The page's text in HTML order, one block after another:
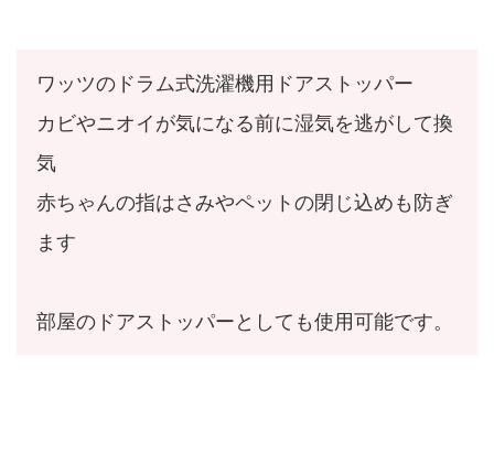
ワッツのドラム式洗濯機用ドアストッパー
カビやニオイが気になる前に湿気を逃がして換
気
赤ちゃんの指はさみやペットの閉じ込めも防ぎ
ます
部屋のドアストッパーとしても使用可能です。